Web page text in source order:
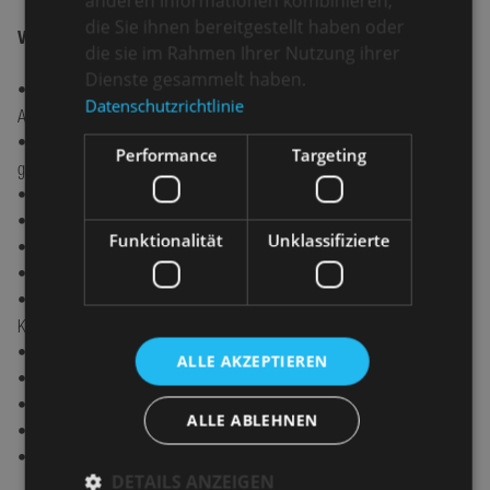
Vorteile Premiumline MPM150 Aktion:
•	Formschön und Funktionell – Die perfekte Miniküche für hohe
Ansprüche
•	Miniküche aus pulverbeschichtetem Metall mit doppelwandig
gefüllten Fronten
Pantryabdeckung aus Edelstahl
•	Zwei Schubladen mit Softclose
•	Hochwertigen Stangengriffen aus Edelstahl
•	Wahlweise mit Becken Rechts oder Becken Links
•	Wahlweise mit Glaskeramikkochfeld, Induktionskochfeld oder ohne
Kochfeld
•	Kühlschrank Stengel KS 5002 mit 4*-Gefrierfach
•	Stengel Mikrowelle
•	Küchenzeile in verschiedenen Farben erhältlich
•	Lieferung erfolgt vormontiert und steckerfertig
die Sie ihnen bereitgestellt haben oder
die sie im Rahmen Ihrer Nutzung ihrer
Dienste gesammelt haben.
Datenschutzrichtlinie
Performance Targeting
Funktionalität Unklassifizierte
ALLE AKZEPTIEREN
ALLE ABLEHNEN
DETAILS ANZEIGEN